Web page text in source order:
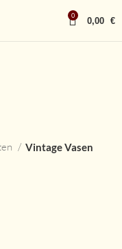
0 0,00 €
Vintage Vasen